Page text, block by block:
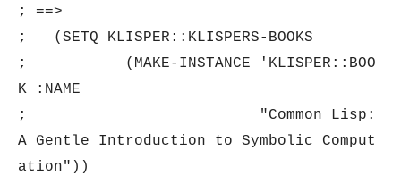
; ==>
; (SETQ KLISPER::KLISPERS-BOOKS
; (MAKE-INSTANCE 'KLISPER::BOO
K :NAME
; "Common Lisp:
A Gentle Introduction to Symbolic Comput
ation"))